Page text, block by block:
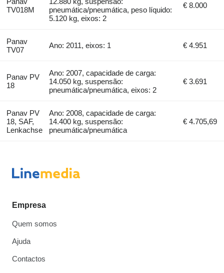
TV018M
pneumática/pneumática, peso líquido:
5.120 kg, eixos: 2
€ 8.000
Panav
TV07
Ano: 2011, eixos: 1 € 4.951
Panav PV
18
Ano: 2007, capacidade de carga:
14.050 kg, suspensão:
pneumática/pneumática, eixos: 2
€ 3.691
Panav PV
18, SAF,
Lenkachse
Ano: 2008, capacidade de carga:
14.400 kg, suspensão:
pneumática/pneumática
€ 4.705,69
Empresa
Quem somos
Ajuda
Contactos